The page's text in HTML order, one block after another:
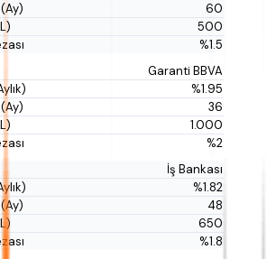
60
500
%1.5
Garanti BBVA
%1.95
36
1.000
%2
İş Bankası
%1.82
48
650
%1.8